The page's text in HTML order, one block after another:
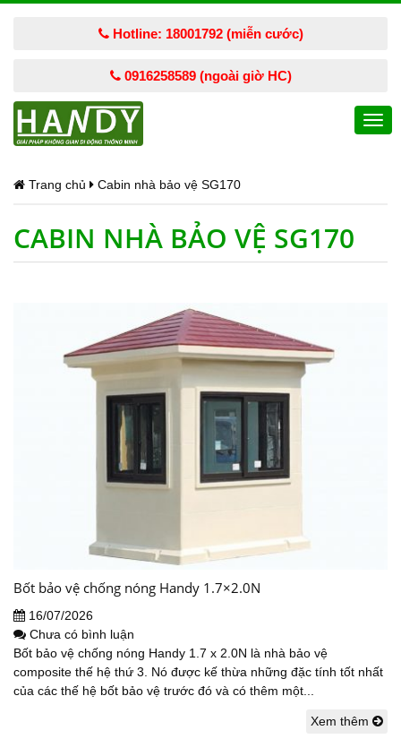
Hotline: 18001792 (miễn cước)
0916258589 (ngoài giờ HC)
Trang chủ Cabin nhà bảo vệ SG170
CABIN NHÀ BẢO VỆ SG170
Bốt bảo vệ chống nóng Handy 1.7×2.0N
16/07/2026
Chưa có bình luận
Bốt bảo vệ chống nóng Handy 1.7 x 2.0N là nhà bảo vệ
composite thế hệ thứ 3. Nó được kế thừa những đặc tính tốt nhất
của các thế hệ bốt bảo vệ trước đó và có thêm một...
Xem thêm